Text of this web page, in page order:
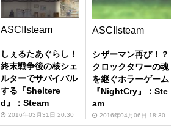
ASCIIsteam
しぇるたあぐらし！
終末戦争後の核シェ
ルターでサバイバル
する『Sheltere
d』：Steam
2016年03月31日 20:30
ASCIIsteam
シザーマン再び！？
クロックタワーの魂
を継ぐホラーゲーム
『NightCry』：Ste
am
2016年04月06日 18:30